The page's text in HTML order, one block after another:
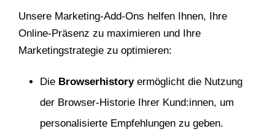
Unsere Marketing-Add-Ons helfen Ihnen, Ihre
Online-Präsenz zu maximieren und Ihre
Marketingstrategie zu optimieren:
Die Browserhistoryermöglicht die Nutzung
der Browser-Historie Ihrer Kund:innen, um
personalisierte Empfehlungen zu geben.